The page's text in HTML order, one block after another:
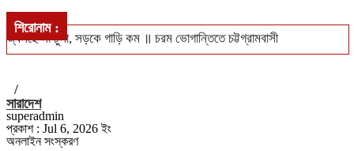
শিরোনাম :
জ্বলছে না চুলা, সড়কে গাড়ি কম ॥ চরম ভোগান্তিতে চট্টগ্রামবাসী
সিএমপি’র নিজস্ব জনবলে চলবে ট্রাফিক ব্যবস্থাপনা
ঢাকা-পাবনা ও ঢাকা-খুলনা রুটে নতুন আন্তঃনগর ট্রেন চালুর পরিকল্পনা ॥ চালু
হবে বন্ধ লোকাল-মেইল
/
সারাদেশ
superadmin
প্রকাশ : Jul 6, 2026 ইং
অনলাইন সংস্করণ